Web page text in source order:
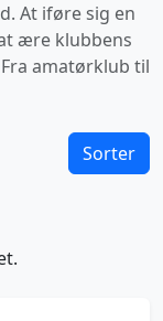
At iføre sig en
ære klubbens
amatørklub til
Sorter